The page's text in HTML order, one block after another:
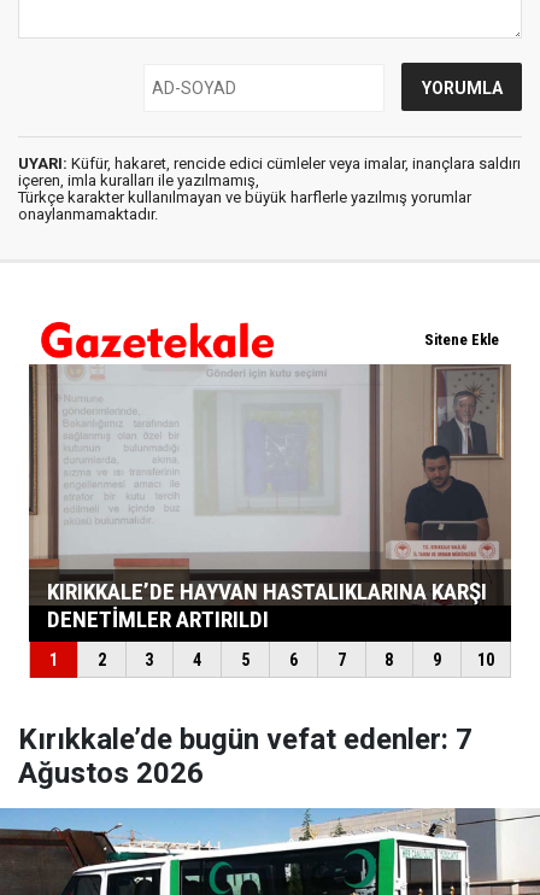
UYARI: Küfür, hakaret, rencide edici cümleler veya imalar, inançlara saldırı
içeren, imla kuralları ile yazılmamış,
Türkçe karakter kullanılmayan ve büyük harflerle yazılmış yorumlar
onaylanmamaktadır.
Kırıkkale’de bugün vefat edenler: 7
Ağustos 2026